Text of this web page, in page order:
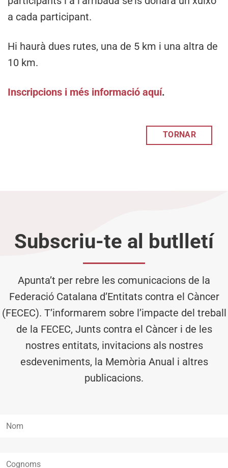
a cada participant.
Hi haurà dues rutes, una de 5 km i una altra de
10 km.
Inscripcions i més informació aquí.
TORNAR
Subscriu-te al butlletí
Apunta’t per rebre les comunicacions de la
Federació Catalana d’Entitats contra el Càncer
(FECEC). T’informarem sobre l’impacte del treball
de la FECEC, Junts contra el Càncer i de les
nostres entitats, invitacions als nostres
esdeveniments, la Memòria Anual i altres
publicacions.